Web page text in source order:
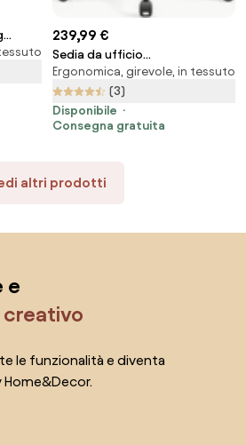
239,99 €
Sedia da ufficio
ergonomicaDiablo V-Light: nera
Ergonomica, girevole, in tessuto
(3)
Disponibile
Consegna gratuita
altri prodotti
e
creativo
le funzionalità e diventa